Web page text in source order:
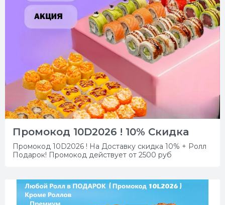
Промокод 10D2026 ! 10% Скидка
Промокод 10D2026 ! На Доставку скидка 10% + Ролл
Подарок! Промокод действует от 2500 руб